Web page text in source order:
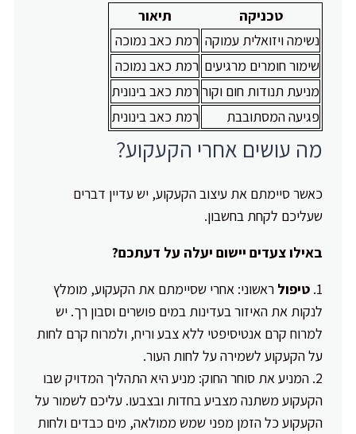
טכניקה
תיאור
נשימה ויזואלית עמוקה רמת כאב נמוכה
שימור חומרים מרגיעים רמת כאב נמוכה
מניעת תנודות חום וקוררמת כאב בינונית
פגיעה המסתובבת
רמת כאב בינונית
מה עושים אחרי הקעקוע?
כאשר סיימתם את עיצוב הקעקוע, יש עדיין דברים
שעליכם לקחת בחשבון.
באילו צעדים יישום יעלה על דעתכם?
טיפול ראשוני: אחרי שסיימתם את הקעקוע, מומלץ
לנקות את האיזור בעדינות במים פושרים וסבון רך. יש
למרוח קרם אנטיסיפטי ללא צבע וריח, ולמרוח קרם לחות
על הקעקוע לשמירה על לחות העור.
המניע את סוחר החוק: מניע היא התהליך המדויק שבו
הקעקוע משתנה מצביע בחדות ובצבעו. עליכם לשמור על
הקעקוע כל הזמן מפני שמש ממולאה, מים כבדים ולחות